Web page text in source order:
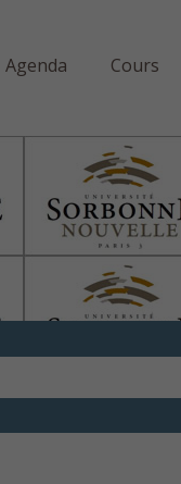
Agenda Cours